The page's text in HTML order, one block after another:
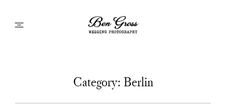
Portfolio Brautpaarfotos
Category: Berlin